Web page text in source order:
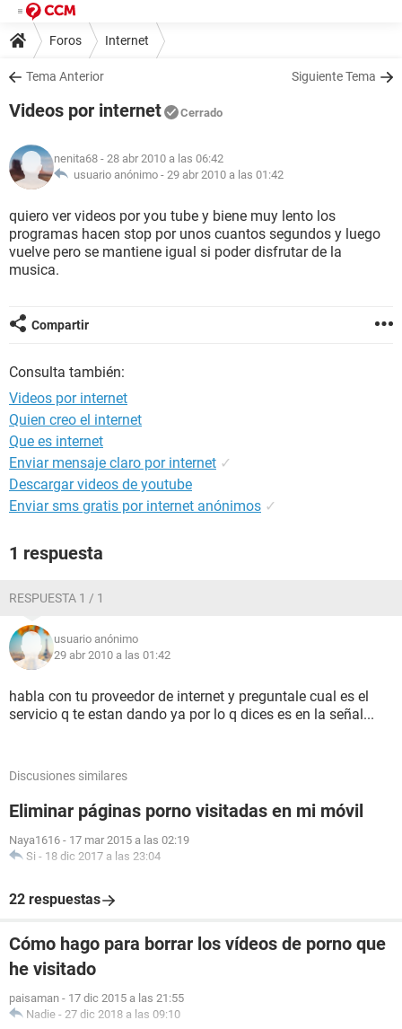
Foros Internet
Tema Anterior Siguiente Tema
Videos por internet Cerrado
nenita68 - 28 abr 2010 a las 06:42
usuario anónimo - 29 abr 2010 a las 01:42
quiero ver videos por you tube y biene muy lento los
programas hacen stop por unos cuantos segundos y luego
vuelve pero se mantiene igual si poder disfrutar de la
musica.
Compartir
Consulta también:
Videos por internet
Quien creo el internet
Que es internet
Enviar mensaje claro por internet ✓
Descargar videos de youtube
Enviar sms gratis por internet anónimos ✓
1 respuesta
RESPUESTA 1 / 1
usuario anónimo
29 abr 2010 a las 01:42
habla con tu proveedor de internet y preguntale cual es el
servicio q te estan dando ya por lo q dices es en la señal...
Discusiones similares
Eliminar páginas porno visitadas en mi móvil
Naya1616 - 17 mar 2015 a las 02:19
Si - 18 dic 2017 a las 23:04
22 respuestas
Cómo hago para borrar los vídeos de porno que
he visitado
paisaman - 17 dic 2015 a las 21:55
Nadie - 27 dic 2018 a las 09:10